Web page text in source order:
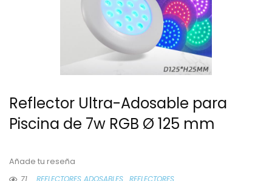
Reflector Ultra-Adosable para
Piscina de 7w RGB Ø 125 mm
Añade tu reseña
71
REFLECTORES ADOSABLES REFLECTORES